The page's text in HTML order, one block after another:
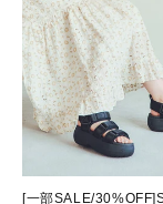
[一部SALE/